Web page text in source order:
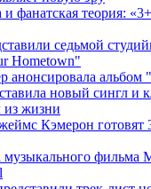
фанатская теория:
седьмой
Hometown"
анонсировала альбом
новый сингл и
жизни
Кэмерон готовят
музыкального